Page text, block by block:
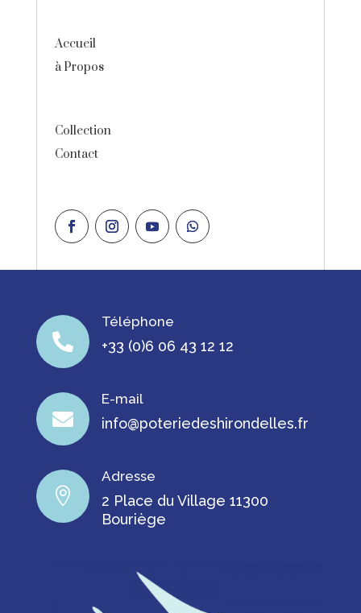
Accueil
à Propos
Collection
Contact

Téléphone
+33 (0)6 06 43 12 12

E-mail
info@poteriedeshirondelles.fr

Adresse
2 Place du Village 11300
Bouriège